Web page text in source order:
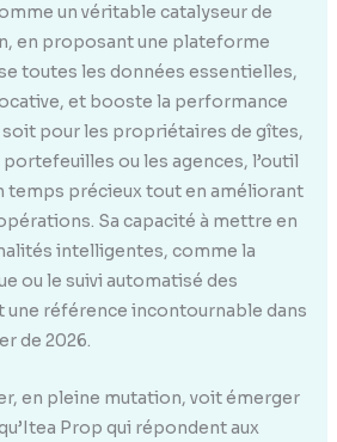
un véritable catalyseur de
en proposant une plateforme
toutes les données essentielles,
et booste la performance
pour les propriétaires de gîtes,
ou les agences, l’outil
temps précieux tout en améliorant
Sa capacité à mettre en
intelligentes, comme la
ou le suivi automatisé des
référence incontournable dans
de 2026.
en pleine mutation, voit émerger
Prop qui répondent aux